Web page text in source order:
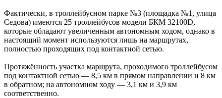
Фактически, в троллейбусном парке №3 (площадка №1, улица
Седова) имеются 25 троллейбусов модели БКМ 32100D,
которые обладают увеличенным автономным ходом, однако в
настоящий момент используются лишь на маршрутах,
полностью проходящих под контактной сетью.
Протяжённость участка маршрута, проходимого троллейбусом
под контактной сетью — 8,5 км в прямом направлении и 8 км
в обратном; на автономном ходу — 3,1 км и 3,9 км
соответственно.